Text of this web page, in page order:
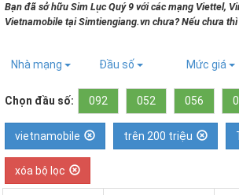
Bạn đã sở hữu Sim Lục Quý 9 với các mạng Viettel,
Vietnamobile tại Simtiengiang.vn chưa? Nếu chưa
Nhà mạng Đầu số Mức giá
Chọn đầu số: 092 052 056
vietnamobile trên 200 triệu
xóa bộ lọc